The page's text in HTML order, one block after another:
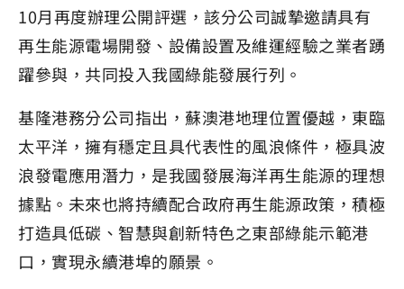
10月再度辦理公開評選，該分公司誠摯邀請具有
再生能源電場開發、設備設置及維運經驗之業者踴
躍參與，共同投入我國綠能發展行列。
基隆港務分公司指出，蘇澳港地理位置優越，東臨
太平洋，擁有穩定且具代表性的風浪條件，極具波
浪發電應用潛力，是我國發展海洋再生能源的理想
據點。未來也將持續配合政府再生能源政策，積極
打造具低碳、智慧與創新特色之東部綠能示範港
口，實現永續港埠的願景。